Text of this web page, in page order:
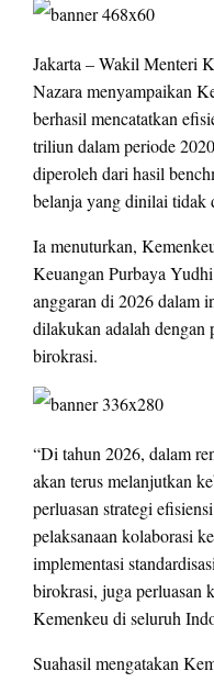
Jakarta – Wakil Menteri
Nazara menyampaikan
berhasil mencatatkan
triliun dalam periode
diperoleh dari hasil
belanja yang dinilai tidak
Ia menuturkan,
Keuangan Purbaya
anggaran di 2026 dalam
dilakukan adalah dengan
birokrasi.
“Di tahun 2026, dalam
akan terus melanjutkan
perluasan strategi
pelaksanaan kolaborasi
implementasi
birokrasi, juga perluasan
Kemenkeu di seluruh
Suahasil mengatakan